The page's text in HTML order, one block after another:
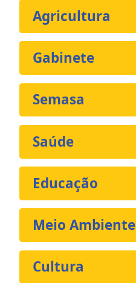
Agricultura
Gabinete
Semasa
Saúde
Educação
Meio Ambiente
Cultura